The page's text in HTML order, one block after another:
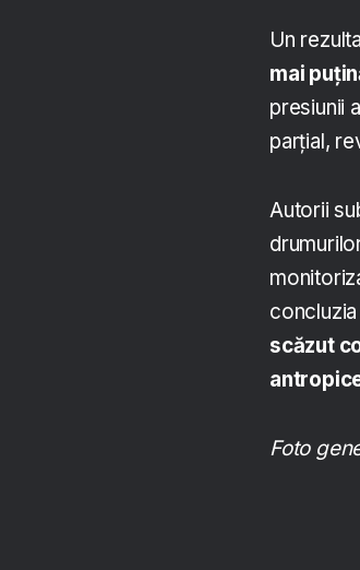
Un
mai
presiunii
parțial,
Autorii
scăzut
Foto